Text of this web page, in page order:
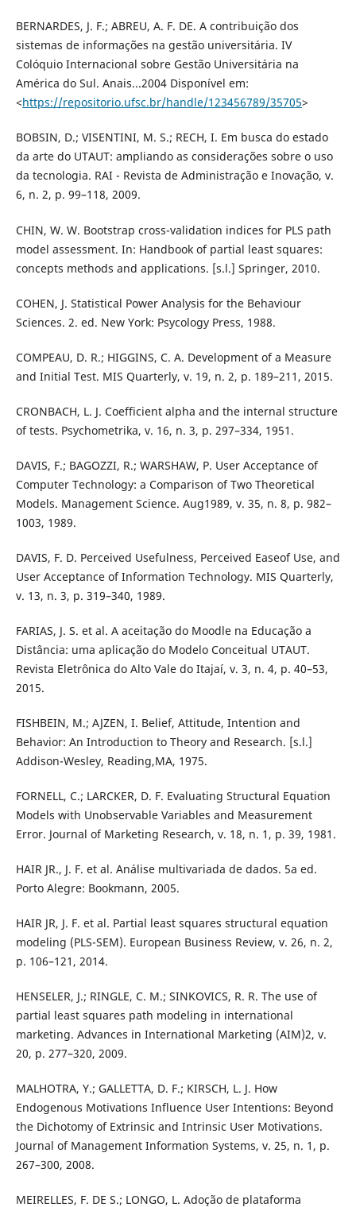
BERNARDES, J. F.; ABREU, A. F. DE. A contribuição dos
sistemas de informações na gestão universitária. IV
Colóquio Internacional sobre Gestão Universitária na
América do Sul. Anais...2004 Disponível em:
<https://repositorio.ufsc.br/handle/123456789/35705>
BOBSIN, D.; VISENTINI, M. S.; RECH, I. Em busca do estado
da arte do UTAUT: ampliando as considerações sobre o uso
da tecnologia. RAI - Revista de Administração e Inovação, v.
6, n. 2, p. 99–118, 2009.
CHIN, W. W. Bootstrap cross-validation indices for PLS path
model assessment. In: Handbook of partial least squares:
concepts methods and applications. [s.l.] Springer, 2010.
COHEN, J. Statistical Power Analysis for the Behaviour
Sciences. 2. ed. New York: Psycology Press, 1988.
COMPEAU, D. R.; HIGGINS, C. A. Development of a Measure
and Initial Test. MIS Quarterly, v. 19, n. 2, p. 189–211, 2015.
CRONBACH, L. J. Coefficient alpha and the internal structure
of tests. Psychometrika, v. 16, n. 3, p. 297–334, 1951.
DAVIS, F.; BAGOZZI, R.; WARSHAW, P. User Acceptance of
Computer Technology: a Comparison of Two Theoretical
Models. Management Science. Aug1989, v. 35, n. 8, p. 982–
1003, 1989.
DAVIS, F. D. Perceived Usefulness, Perceived Easeof Use, and
User Acceptance of Information Technology. MIS Quarterly,
v. 13, n. 3, p. 319–340, 1989.
FARIAS, J. S. et al. A aceitação do Moodle na Educação a
Distância: uma aplicação do Modelo Conceitual UTAUT.
Revista Eletrônica do Alto Vale do Itajaí, v. 3, n. 4, p. 40–53,
2015.
FISHBEIN, M.; AJZEN, I. Belief, Attitude, Intention and
Behavior: An Introduction to Theory and Research. [s.l.]
Addison-Wesley, Reading,MA, 1975.
FORNELL, C.; LARCKER, D. F. Evaluating Structural Equation
Models with Unobservable Variables and Measurement
Error. Journal of Marketing Research, v. 18, n. 1, p. 39, 1981.
HAIR JR., J. F. et al. Análise multivariada de dados. 5a ed.
Porto Alegre: Bookmann, 2005.
HAIR JR, J. F. et al. Partial least squares structural equation
modeling (PLS-SEM). European Business Review, v. 26, n. 2,
p. 106–121, 2014.
HENSELER, J.; RINGLE, C. M.; SINKOVICS, R. R. The use of
partial least squares path modeling in international
marketing. Advances in International Marketing (AIM)2, v.
20, p. 277–320, 2009.
MALHOTRA, Y.; GALLETTA, D. F.; KIRSCH, L. J. How
Endogenous Motivations Influence User Intentions: Beyond
the Dichotomy of Extrinsic and Intrinsic User Motivations.
Journal of Management Information Systems, v. 25, n. 1, p.
267–300, 2008.
MEIRELLES, F. DE S.; LONGO, L. Adoção de plataforma